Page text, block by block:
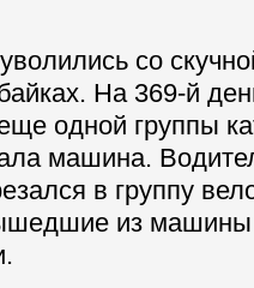
со
На 369-й
одной группы
машина.
в группу
из машины